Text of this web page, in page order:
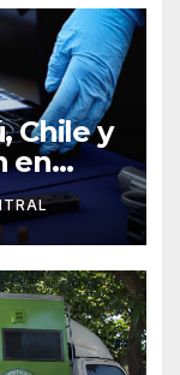
Chile y
en